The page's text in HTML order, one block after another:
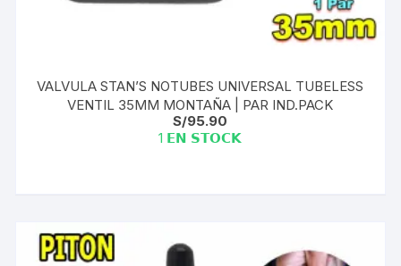
VALVULA STAN’S NOTUBES UNIVERSAL TUBELESS
VENTIL 35MM MONTAÑA | PAR IND.PACK
S/95.90
1 𝗘𝗡 𝗦𝗧𝗢𝗖𝗞